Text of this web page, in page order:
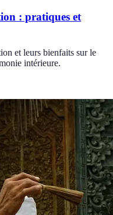
: pratiques et
et leurs bienfaits sur le
intérieure.